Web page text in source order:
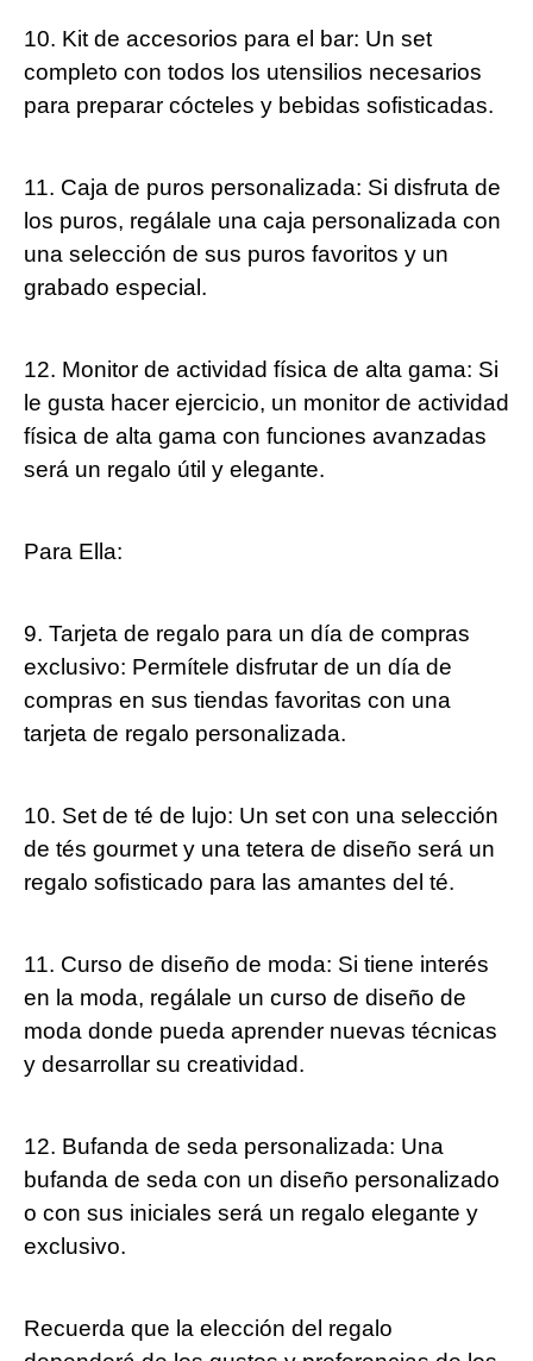
10. Kit de accesorios para el bar: Un set
completo con todos los utensilios necesarios
para preparar cócteles y bebidas sofisticadas.
11. Caja de puros personalizada: Si disfruta de
los puros, regálale una caja personalizada con
una selección de sus puros favoritos y un
grabado especial.
12. Monitor de actividad física de alta gama: Si
le gusta hacer ejercicio, un monitor de actividad
física de alta gama con funciones avanzadas
será un regalo útil y elegante.
Para Ella:
9. Tarjeta de regalo para un día de compras
exclusivo: Permítele disfrutar de un día de
compras en sus tiendas favoritas con una
tarjeta de regalo personalizada.
10. Set de té de lujo: Un set con una selección
de tés gourmet y una tetera de diseño será un
regalo sofisticado para las amantes del té.
11. Curso de diseño de moda: Si tiene interés
en la moda, regálale un curso de diseño de
moda donde pueda aprender nuevas técnicas
y desarrollar su creatividad.
12. Bufanda de seda personalizada: Una
bufanda de seda con un diseño personalizado
o con sus iniciales será un regalo elegante y
exclusivo.
Recuerda que la elección del regalo